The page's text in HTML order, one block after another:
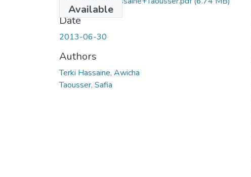
Available
Date
2013-06-30
Authors
Terki Hassaine, Awicha
Taousser, Safia